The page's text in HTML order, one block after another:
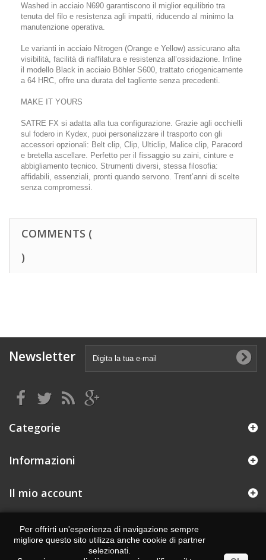
Washed in acciaio N690 garantiscono il miglior equilibrio tra
tenuta del filo e resistenza agli impatti, riducendo al minimo la
manutenzione operativa.
Le varianti in acciaio Nitrogen (Orange e Yellow) assicurano alta
visibilità, facilità di riaffilatura e resistenza all’ossidazione. Infine
il modello Black in acciaio Böhler S600, trattato criogenicamente
a 64 HRC, offre una durata del tagliente senza precedenti.
MAKE IT YOURS
SATRE FX si adatta alla tua configurazione. Grazie agli occhielli
sul fodero in Kydex, puoi personalizzare il trasporto con gli
accessori opzionali: Belt clip, Clip, Ulticlip, Malice clip, Paracord
e bretella ascellare. Perfetto per il fissaggio su zaini, cinture e
abbigliamento tecnico. Strumenti diversi, stessa filosofia:
affidabili, essenziali, pronti quando servono. Trent’anni di scelte
senza compromessi.
COMMENTS (
)
Newsletter
Categorie
Informazioni
Il mio account
Informazioni negozio
Per offrirti un'esperienza di navigazione sempre
migliore questo sito utilizza anche cookie di partner
selezionati.
Realizzato da : eCommerce solutions Degiweb.it